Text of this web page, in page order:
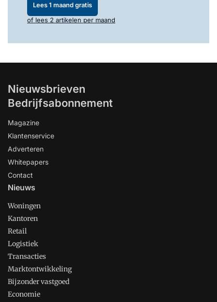
Lees 1 maand gratis
of lees 2 artikelen per maand
Nieuwsbrieven
Bedrijfsabonnement
Magazine
Klantenservice
Adverteren
Whitepapers
Contact
Nieuws
Woningen
Kantoren
Retail
Logistiek
Transacties
Marktontwikkeling
Bijzonder vastgoed
Economie